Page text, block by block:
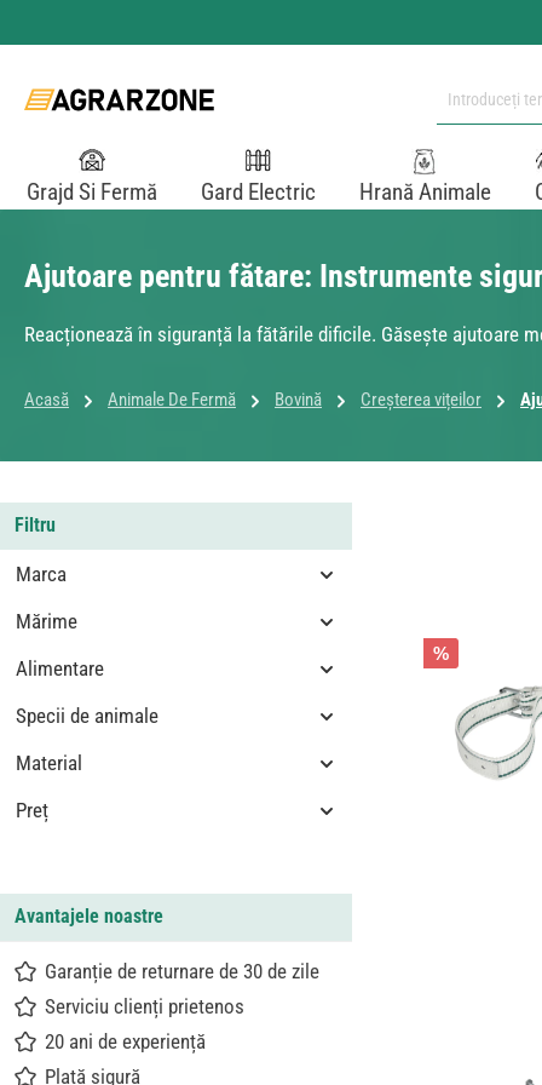
Grajd Si Fermă Gard Electric Hrană Animale
Ajutoare pentru fătare: Instrumente
Reacționează în siguranță la fătările dificile. Găsește ajutoare
Acasă Animale De Fermă Bovină Creșterea vițeilor
Filtru
Marca
Mărime
Alimentare
Specii de animale
Material
Preț
Avantajele noastre
Garanție de returnare de 30 de zile
Serviciu clienți prietenos
20 ani de experiență
Plată sigură
%